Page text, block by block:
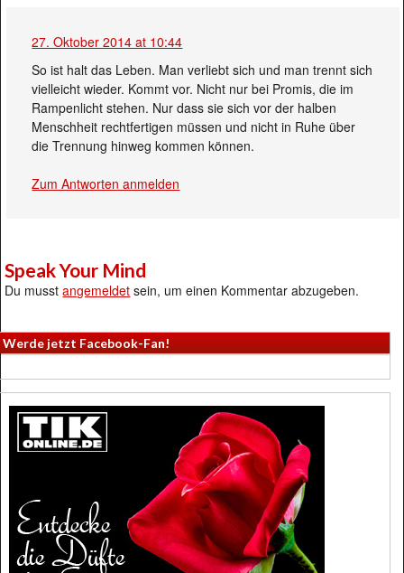
27. Oktober 2014 at 10:44
So ist halt das Leben. Man verliebt sich und man trennt sich
vielleicht wieder. Kommt vor. Nicht nur bei Promis, die im
Rampenlicht stehen. Nur dass sie sich vor der halben
Menschheit rechtfertigen müssen und nicht in Ruhe über
die Trennung hinweg kommen können.
Zum Antworten anmelden
Speak Your Mind
Du musstangemeldet sein, um einen Kommentar abzugeben.
Werde jetzt Facebook-Fan!